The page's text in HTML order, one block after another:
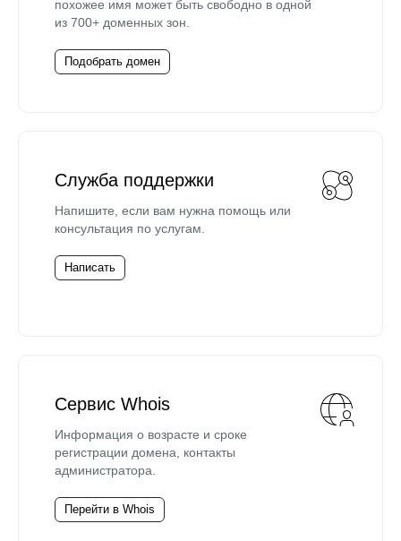
похожее имя может быть свободно в одной
из 700+ доменных зон.
Подобрать домен
Служба поддержки
Напишите, если вам нужна помощь или
консультация по услугам.
Написать
Сервис Whois
Информация о возрасте и сроке
регистрации домена, контакты
администратора.
Перейти в Whois